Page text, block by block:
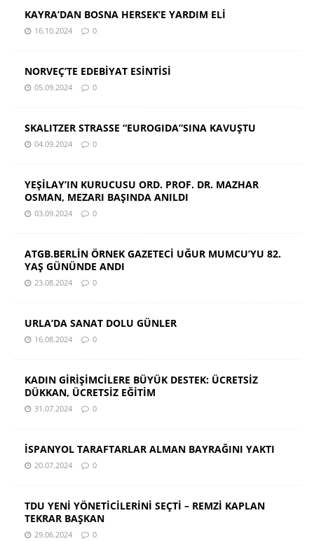
KAYRA’DAN BOSNA HERSEK’E YARDIM ELİ
16.10.2024 0
NORVEÇ’TE EDEBİYAT ESİNTİSİ
05.09.2024 0
SKALITZER STRASSE “EUROGIDA”SINA KAVUŞTU
04.09.2024 0
YEŞİLAY’IN KURUCUSU ORD. PROF. DR. MAZHAR
OSMAN, MEZARI BAŞINDA ANILDI
03.09.2024 0
ATGB.BERLİN ÖRNEK GAZETECİ UĞUR MUMCU’YU 82.
YAŞ GÜNÜNDE ANDI
23.08.2024 0
URLA’DA SANAT DOLU GÜNLER
16.08.2024 0
KADIN GİRİŞİMCİLERE BÜYÜK DESTEK: ÜCRETSİZ
DÜKKAN, ÜCRETSİZ EĞİTİM
31.07.2024 0
İSPANYOL TARAFTARLAR ALMAN BAYRAĞINI YAKTI
20.07.2024 0
TDU YENİ YÖNETİCİLERİNİ SEÇTİ – REMZİ KAPLAN
TEKRAR BAŞKAN
29.06.2024 0